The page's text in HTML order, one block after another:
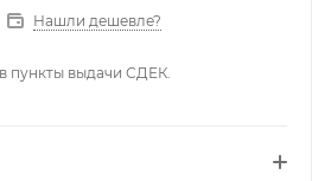
Нашли дешевле?
пункты выдачи СДЕК.